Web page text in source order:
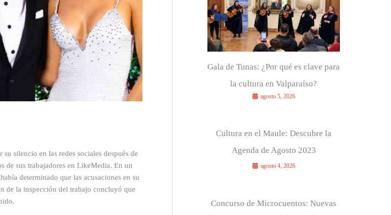
silencio en las redes sociales después de
de sus trabajadores en LikeMedia. En un
determinado que las acusaciones en su
de la inspección del trabajo concluyó que
Gala de Tunas: ¿Por qué es clave para
la cultura en Valparaíso?
agosto 5, 2026
Cultura en el Maule: Descubre la
Agenda de Agosto 2023
agosto 4, 2026
Concurso de Microcuentos: Nuevas